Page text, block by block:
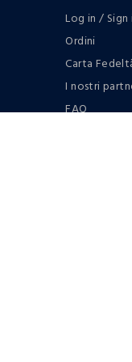
Log in / Sign
Ordini
Carta
I nostri
FAQ